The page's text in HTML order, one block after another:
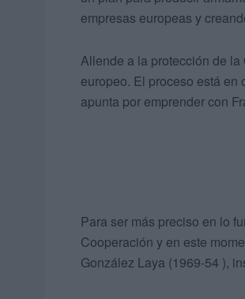
empresas europeas y
Allende a la protección de
europeo. El proceso está
apunta por emprender con
Para ser más preciso en lo
Cooperación y en este
González Laya (1969-54 ),